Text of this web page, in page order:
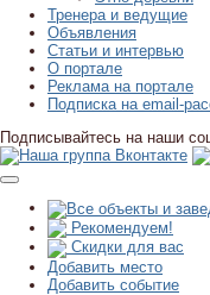
Тренера и ведущие
Объявления
Статьи и интервью
О портале
Реклама на портале
Подписка на email-
Подписывайтесь на наши
Рекомендуем!
Скидки для вас
Добавить место
Добавить событие